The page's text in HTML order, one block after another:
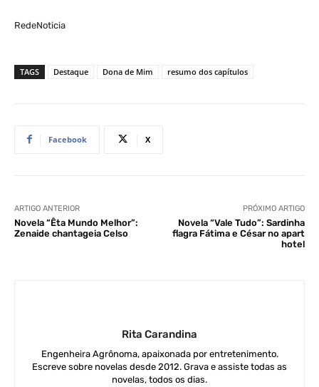
RedeNoticia
TAGS Destaque Dona de Mim resumo dos capítulos
Facebook X
ARTIGO ANTERIOR
Novela “Êta Mundo Melhor”:
Zenaide chantageia Celso
PRÓXIMO ARTIGO
Novela “Vale Tudo”: Sardinha
flagra Fátima e César no apart
hotel
Rita Carandina
Engenheira Agrônoma, apaixonada por entretenimento.
Escreve sobre novelas desde 2012. Grava e assiste todas as
novelas, todos os dias.